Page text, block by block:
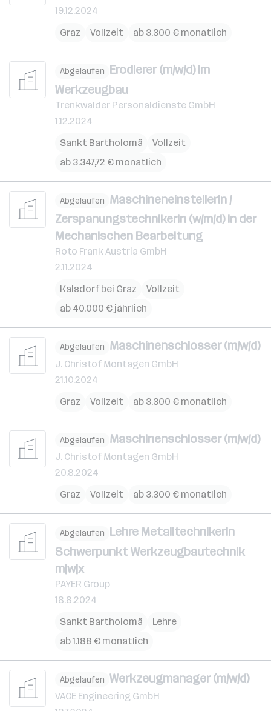
19.12.2024
Graz
Vollzeit ab 3.300 € monatlich
Abgelaufen Erodierer (m/w/d) im
Werkzeugbau
Trenkwalder Personaldienste GmbH
1.12.2024
Sankt Bartholomä
Vollzeit
ab 3.347,72 € monatlich
Abgelaufen MaschineneinstellerIn /
ZerspanungstechnikerIn (w/m/d) in der
Mechanischen Bearbeitung
Roto Frank Austria GmbH
2.11.2024
Kalsdorf bei Graz
Vollzeit
ab 40.000 € jährlich
Abgelaufen Maschinenschlosser (m/w/d)
J. Christof Montagen GmbH
21.10.2024
Graz
Vollzeit ab 3.300 € monatlich
Abgelaufen Maschinenschlosser (m/w/d)
J. Christof Montagen GmbH
20.8.2024
Graz
Vollzeit ab 3.300 € monatlich
Abgelaufen Lehre MetalltechnikerIn
Schwerpunkt Werkzeugbautechnik
m|w|x
PAYER Group
18.8.2024
Sankt Bartholomä
Lehre
ab 1.188 € monatlich
Abgelaufen Werkzeugmanager (m/w/d)
VACE Engineering GmbH